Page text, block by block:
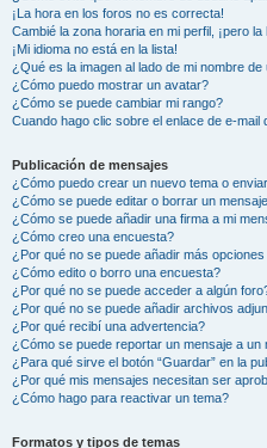
¡La hora en los foros no es correcta!
Cambié la zona horaria en mi perfil, ¡pero
¡Mi idioma no está en la lista!
¿Qué es la imagen al lado de mi nombre de
¿Cómo puedo mostrar un avatar?
¿Cómo se puede cambiar mi rango?
Cuando hago clic sobre el enlace de e-mail
Publicación de mensajes
¿Cómo puedo crear un nuevo tema o
¿Cómo se puede editar o borrar un
¿Cómo se puede añadir una firma a mi
¿Cómo creo una encuesta?
¿Por qué no se puede añadir más
¿Cómo edito o borro una encuesta?
¿Por qué no se puede acceder a algún
¿Por qué no se puede añadir archivos
¿Por qué recibí una advertencia?
¿Cómo se puede reportar un mensaje a un
¿Para qué sirve el botón “Guardar” en la
¿Por qué mis mensajes necesitan ser
¿Cómo hago para reactivar un tema?
Formatos y tipos de temas